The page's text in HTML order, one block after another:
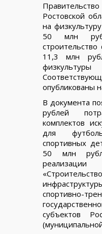
Ростовской
на
50 млн
11,3 млн
опубликованы
В документа
рублей
комплектов
для
спортивных
50 млн
спортивно-
субъектов